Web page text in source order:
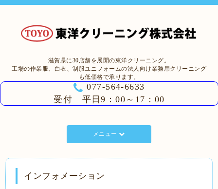
滋賀県に30店舗を展開の東洋クリーニング。
工場の作業服、白衣、制服ユニフォームの法人向け業務用クリーニング
も低価格で承ります。
077-564-6633
受付 平日9：00～17：00
メニュー
インフォメーション